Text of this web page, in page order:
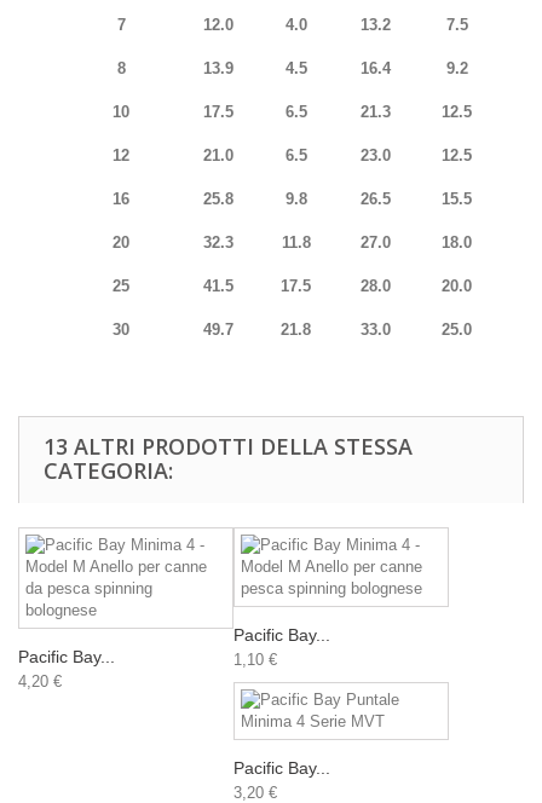
7 12.0 4.0 13.2 7.5
8 13.9 4.5 16.4 9.2
10 17.5 6.5 21.3 12.5
12 21.0 6.5 23.0 12.5
16 25.8 9.8 26.5 15.5
20 32.3 11.8 27.0 18.0
25 41.5 17.5 28.0 20.0
30 49.7 21.8 33.0 25.0
13 ALTRI PRODOTTI DELLA STESSA
CATEGORIA:
Pacific Bay...
4,20 €
Pacific Bay...
1,10 €
Pacific Bay...
3,20 €